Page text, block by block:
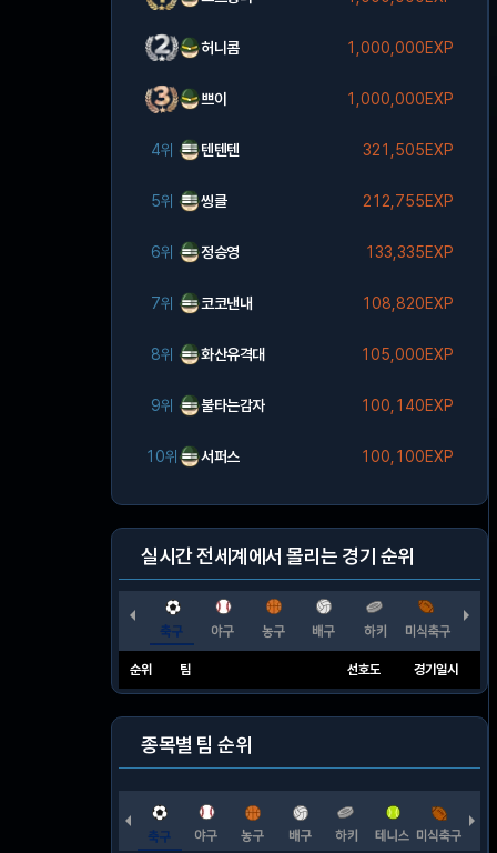
허니콤 1,000,000EXP
쁘이 1,000,000EXP
4위 텐텐텐 321,505EXP
5위 씽클 212,755EXP
6위 정승영 133,335EXP
7위 코코낸내 108,820EXP
8위 화산유격대 105,000EXP
9위 불타는감자 100,140EXP
10위 서퍼스 100,100EXP
실시간 전세계에서 몰리는 경기 순위
순위 팀 선호도 경기일시
종목별 팀 순위